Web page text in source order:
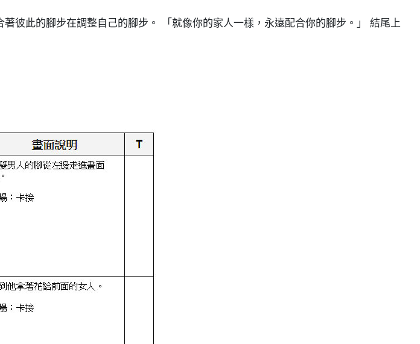
彼此的腳步在調整自己的腳步。 「就像你的家人一樣，永遠配合你的腳步。」 結尾上